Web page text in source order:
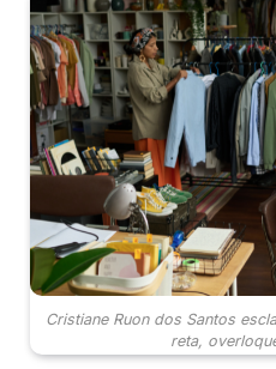
Cristiane Ruon dos Santos
reta,